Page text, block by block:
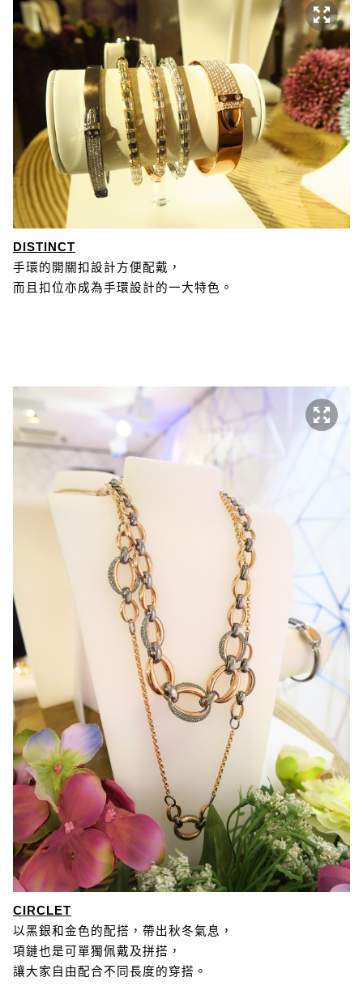
DISTINCT
手環的開關扣設計方便配戴，
而且扣位亦成為手環設計的一大特色。
CIRCLET
以黑銀和金色的配搭，帶出秋冬氣息，
項鏈也是可單獨佩戴及拼搭，
讓大家自由配合不同長度的穿搭。